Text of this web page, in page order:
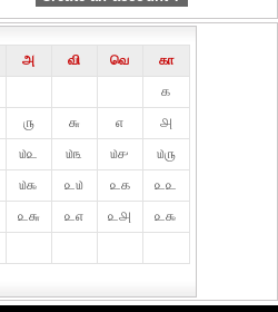
அ வி வெ
கா
௧
௫ ௬ ௭
௮
௰௨ ௰௩ ௰௪
௰௫
௰௯ ௨௰ ௨௧
௨௨
௨௬ ௨௭ ௨௮
௨௯